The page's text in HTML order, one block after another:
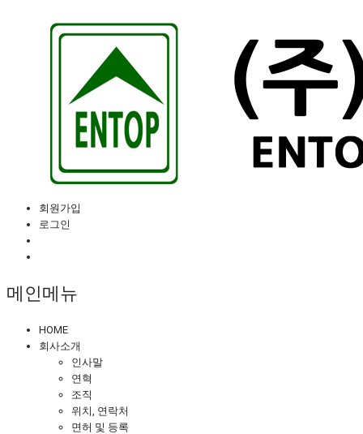
회원가입
로그인
메인메뉴
HOME
회사소개
인사말
연혁
조직
위치, 연락처
면허 및 등록